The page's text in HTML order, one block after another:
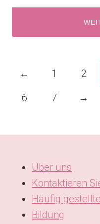
← 1 2
6 7 →
Über uns
Kontaktieren
Häufig
Bildung